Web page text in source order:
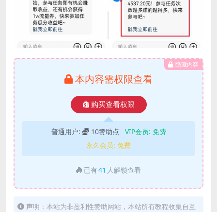
隐藏内容
本内容需权限查看
购买查看权限
普通用户: 10赞助点 VIP会员: 免费
永久会员: 免费
已有41 人解锁查看
声明：本站为非盈利性赞助网站，本站所有教程收集自互